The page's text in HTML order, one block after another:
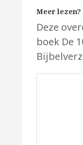
Meer lezen?
Deze
boek De